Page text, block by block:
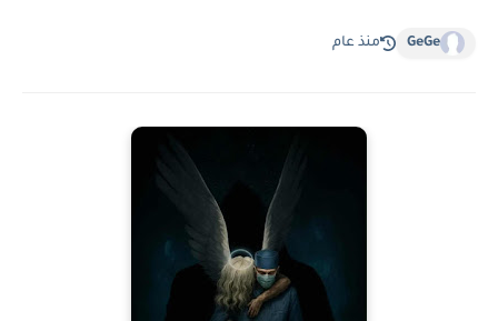
GeGe منذ عام